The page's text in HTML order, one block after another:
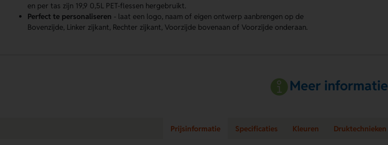
en per tas zijn 19,9 0,5L PET-flessen hergebruikt.
Perfect te personaliseren - laat een logo, naam of eigen ontwerp aanbrengen op de
Bovenzijde, Linker zijkant, Rechter zijkant, Voorzijde bovenaan of Voorzijde onderaan.
Meer informatie
Prijsinformatie Specificaties Kleuren Druktechnieken